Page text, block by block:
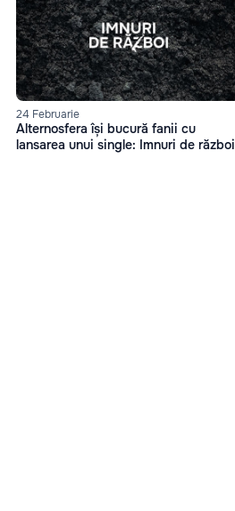
24 Februarie
Alternosfera își bucură fanii cu
lansarea unui single: Imnuri de război